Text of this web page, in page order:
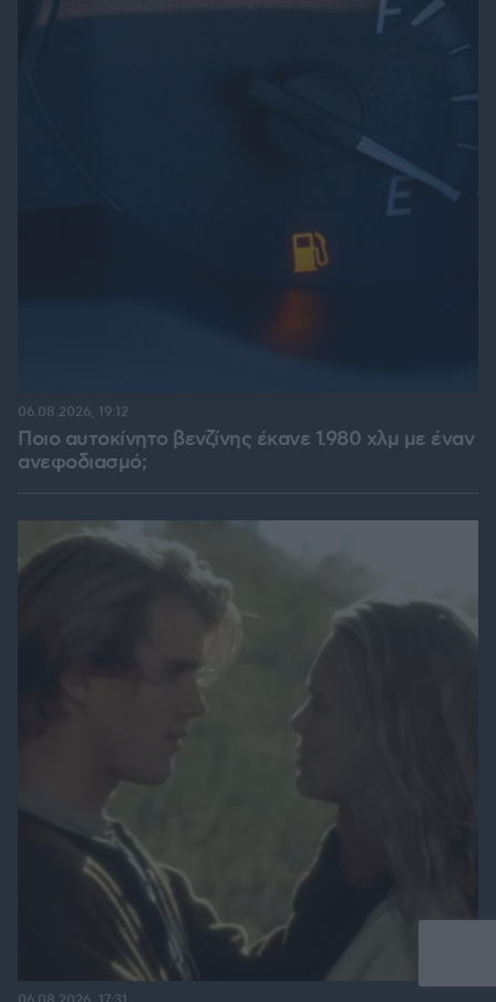
Ποιο αυτοκίνητο βενζίνης έκανε 1.980 χλμ με έναν
ανεφοδιασμό;
06.08.2026, 19:12